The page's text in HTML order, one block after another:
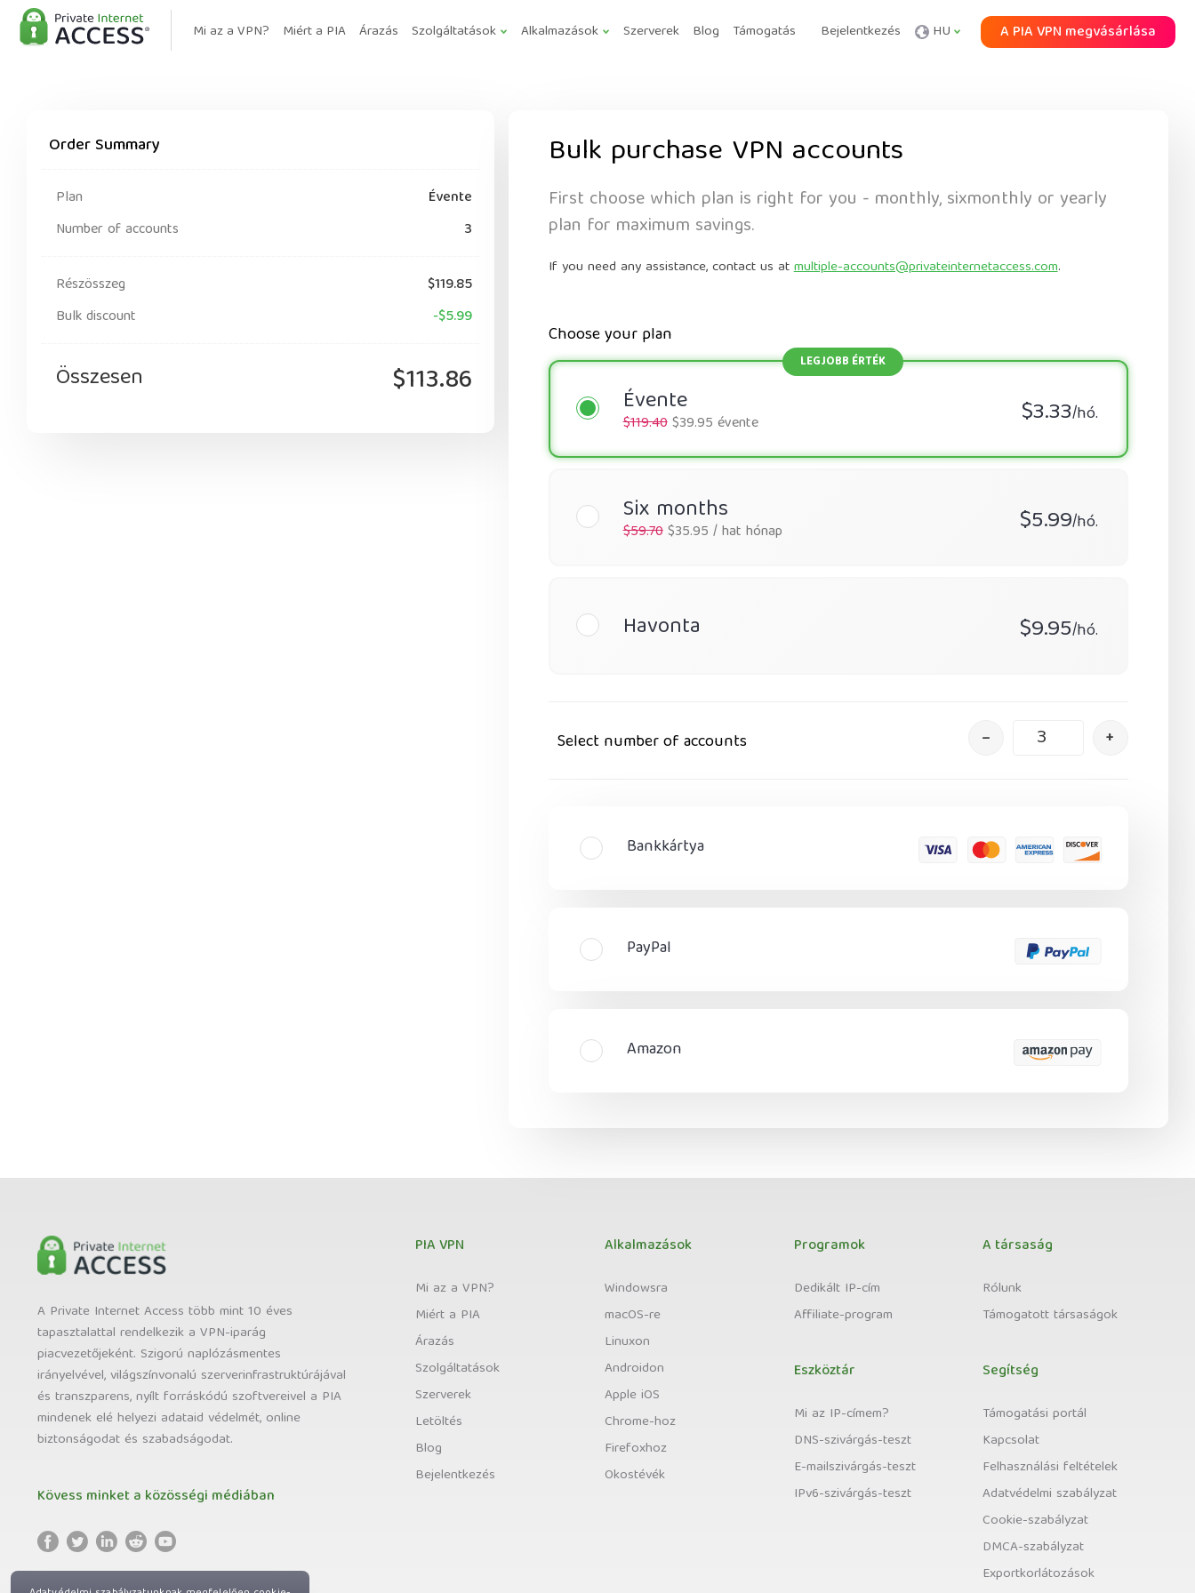
Mi az a VPN? Miért a PIA Árazás Szolgáltatások Alkalmazások Szerverek Blog Támogatás Bejelentkezés HU A PIA VPN megvásárlása
Order Summary
Plan
Évente
Number of accounts
3
Részösszeg
$119.85
Bulk discount
-$5.99
Összesen $113.86
Bulk purchase VPN accounts
First choose which plan is right for you - monthly, sixmonthly or yearly
plan for maximum savings.
If you need any assistance, contact us atmultiple-accounts@privateinternetaccess.com.
Choose your plan
Évente $3.33/hó.
$119.40$39.95 évente
Six months $5.99/hó.
$59.70$35.95 / hat hónap
Havonta $9.95/hó.
Select number of accounts – +
Bankkártya
PayPal
Amazon
A Private Internet Access több mint 10 éves
tapasztalattal rendelkezik a VPN-iparág
piacvezetőjeként. Szigorú naplózásmentes
irányelvével, világszínvonalú szerverinfrastruktúrájával
és transzparens, nyílt forráskódú szoftvereivel a PIA
mindenek elé helyezi adataid védelmét, online
biztonságodat és szabadságodat.
Kövess minket a közösségi médiában
PIA VPN
Mi az a VPN?
Miért a PIA
Árazás
Szolgáltatások
Szerverek
Letöltés
Blog
Bejelentkezés
Alkalmazások
Windowsra
macOS-re
Linuxon
Androidon
Apple iOS
Chrome-hoz
Firefoxhoz
Okostévék
Programok
Dedikált IP-cím
Affiliate-program
Eszköztár
Mi az IP-címem?
DNS-szivárgás-teszt
E-mailszivárgás-teszt
IPv6-szivárgás-teszt
A társaság
Rólunk
Támogatott társaságok
Segítség
Támogatási portál
Kapcsolat
Felhasználási feltételek
Adatvédelmi szabályzat
Cookie-szabályzat
DMCA-szabályzat
Exportkorlátozások